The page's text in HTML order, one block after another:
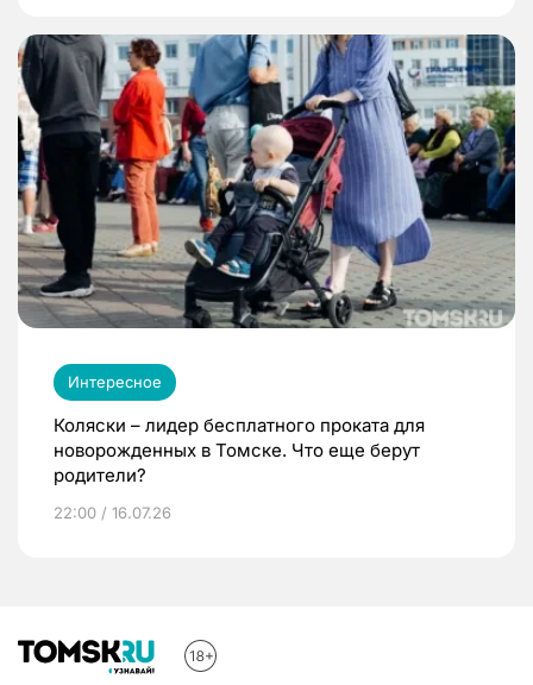
Интересное
Коляски – лидер бесплатного проката для
новорожденных в Томске. Что еще берут
родители?
22:00 / 16.07.26